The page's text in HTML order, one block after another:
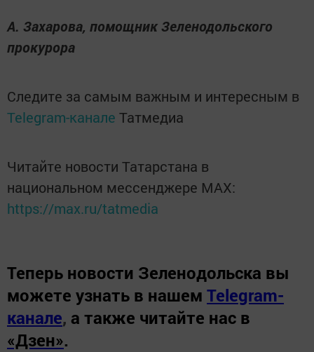
А. Захарова, помощник Зеленодольского
прокурора
Следите за самым важным и интересным в
Telegram-канале Татмедиа
Читайте новости Татарстана в
национальном мессенджере MАХ:
https://max.ru/tatmedia
Теперь новости Зеленодольска вы
можете узнать в нашем Telegram-
канале, а также читайте нас в
«Дзен».